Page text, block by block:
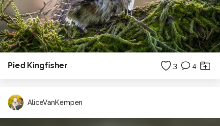
Pied Kingfisher 3 4
AliceVanKempen